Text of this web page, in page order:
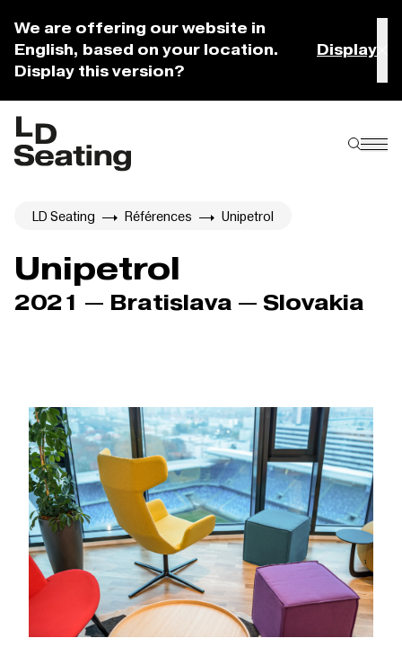
We are offering our website in
English, based on your location.
Display this version?
Display
LD Seating Références Unipetrol
Unipetrol
2021 — Bratislava — Slovakia